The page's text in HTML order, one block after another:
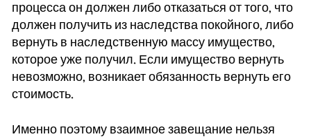
процесса он должен либо отказаться от того, что
должен получить из наследства покойного, либо
вернуть в наследственную массу имущество,
которое уже получил. Если имущество вернуть
невозможно, возникает обязанность вернуть его
стоимость.
Именно поэтому взаимное завещание нельзя